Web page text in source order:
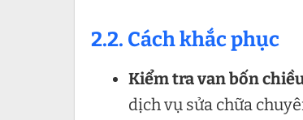
2.2. Cách khắc phục
Kiểm tra van bốn
dịch vụ sửa chữa